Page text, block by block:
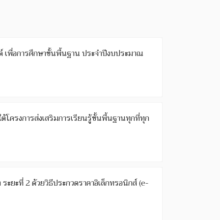
เพื่อการศึกษาขั้นพื้นฐาน ประจำปีงบประมาณ
ะยะที่ 2 ด้วยวิธีประกวดราคาอิเล็กทรอนิกส์ (e-